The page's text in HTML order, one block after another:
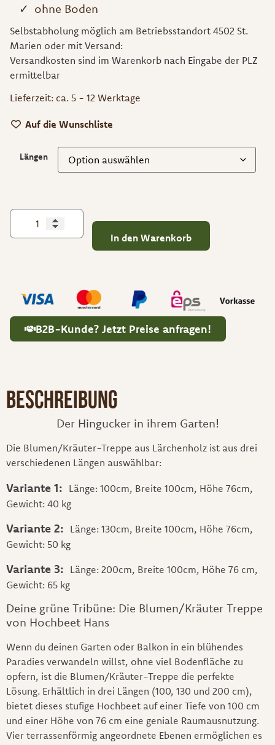
ohne Boden
Selbstabholung möglich am Betriebsstandort 4502 St.
Marien oder mit Versand:
Versandkosten sind im Warenkorb nach Eingabe der PLZ
ermittelbar
Lieferzeit: ca. 5 - 12 Werktage
Auf die Wunschliste
Längen
In den Warenkorb
B2B-Kunde? Jetzt Preise anfragen!
Beschreibung
Der Hingucker in ihrem Garten!
Die Blumen/Kräuter-Treppe aus Lärchenholz ist aus drei
verschiedenen Längen auswählbar:
Variante 1: Länge: 100cm, Breite 100cm, Höhe 76cm,
Gewicht: 40 kg
Variante 2: Länge: 130cm, Breite 100cm, Höhe 76cm,
Gewicht: 50 kg
Variante 3: Länge: 200cm, Breite 100cm, Höhe 76 cm,
Gewicht: 65 kg
Deine grüne Tribüne: Die Blumen/Kräuter Treppe
von Hochbeet Hans
Wenn du deinen Garten oder Balkon in ein blühendes
Paradies verwandeln willst, ohne viel Bodenfläche zu
opfern, ist die Blumen/Kräuter-Treppe die perfekte
Lösung. Erhältlich in drei Längen (100, 130 und 200 cm),
bietet dieses stufige Hochbeet auf einer Tiefe von 100 cm
und einer Höhe von 76 cm eine geniale Raumausnutzung.
Vier terrassenförmig angeordnete Ebenen ermöglichen es